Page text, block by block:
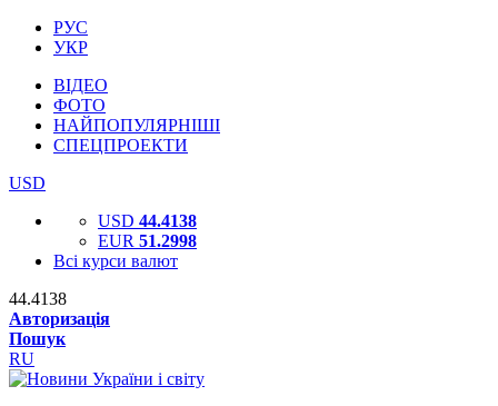
РУС
УКР
ВІДЕО
ФОТО
НАЙПОПУЛЯРНІШІ
СПЕЦПРОЕКТИ
USD
USD 44.4138
EUR 51.2998
Всі курси валют
44.4138
Авторизація
Пошук
RU